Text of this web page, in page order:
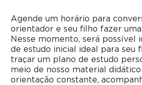
Agende um horário para
orientador e seu filho fazer
Nesse momento, será possível
de estudo inicial ideal para seu
traçar um plano de estudo
meio de nosso material
orientação constante,